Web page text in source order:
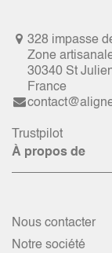
328 impasse
Zone
30340 St
France
Trustpilot
À propos de
Nous contacter
Notre société